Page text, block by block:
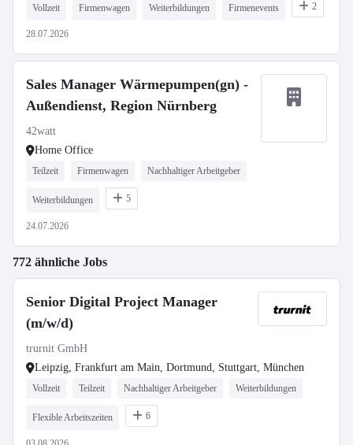
Vollzeit Firmenwagen Weiterbildungen Firmenevents 2
28.07.2026
Sales Manager Wärmepumpen(gn) -
Außendienst, Region Nürnberg
42watt
Home Office
Teilzeit Firmenwagen Nachhaltiger Arbeitgeber
Weiterbildungen 5
24.07.2026
772 ähnliche Jobs
Senior Digital Project Manager
(m/w/d)
trurnit GmbH
Leipzig, Frankfurt am Main, Dortmund, Stuttgart, München
Vollzeit Teilzeit Nachhaltiger Arbeitgeber Weiterbildungen
Flexible Arbeitszeiten 6